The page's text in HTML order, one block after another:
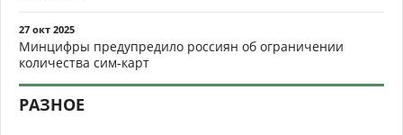
27 окт 2025
Минцифры предупредило россиян об ограничении
количества сим-карт
РАЗНОЕ